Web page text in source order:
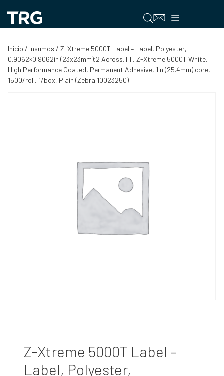
contenido
Menú
Inicio / Insumos / Z-Xtreme 5000T Label – Label, Polyester,
0.9062×0.9062in (23x23mm);2 Across,TT, Z-Xtreme 5000T White,
High Performance Coated, Permanent Adhesive, 1in (25.4mm) core,
1500/roll, 1/box, Plain (Zebra 10023250)
Z-Xtreme 5000T Label –
Label, Polyester,